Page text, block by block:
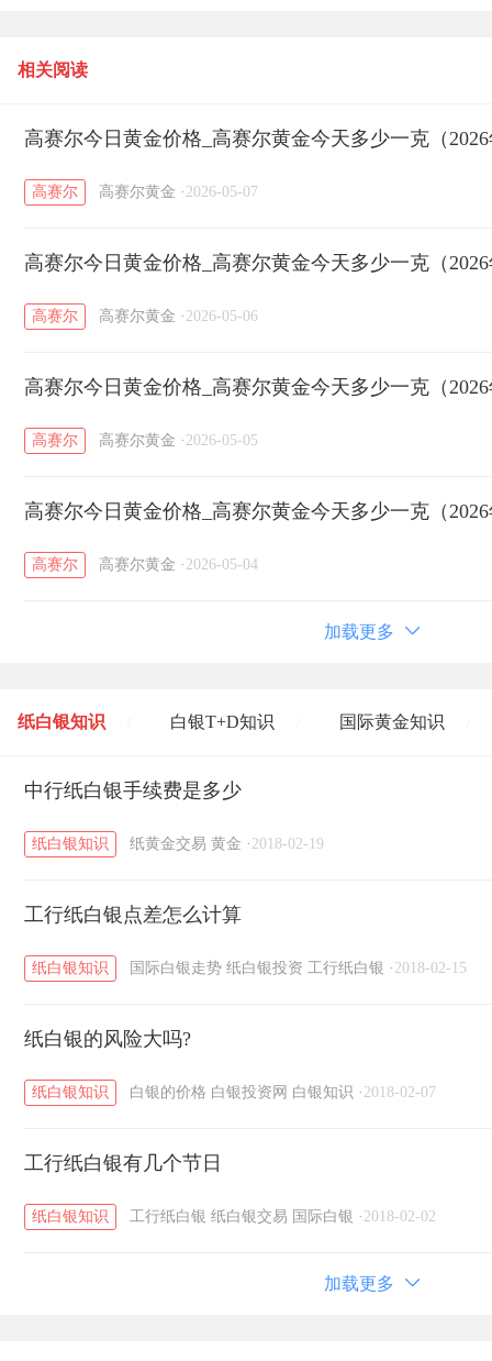
相关阅读
高赛尔今日黄金价格_高赛尔黄金今天多少一克（
高赛尔 高赛尔黄金 · 2026-05-07
高赛尔今日黄金价格_高赛尔黄金今天多少一克（
高赛尔 高赛尔黄金 · 2026-05-06
高赛尔今日黄金价格_高赛尔黄金今天多少一克（
高赛尔 高赛尔黄金 · 2026-05-05
高赛尔今日黄金价格_高赛尔黄金今天多少一克（
高赛尔 高赛尔黄金 · 2026-05-04
加载更多
纸白银知识 白银T+D知识 国际黄金知识
黄金T+D知识 / 粤贵银知识
中行纸白银手续费是多少
纸白银知识 纸黄金交易 黄金 · 2018-02-19
工行纸白银点差怎么计算
纸白银知识 国际白银走势 纸白银投资 工行纸白银 · 2018-02-15
纸白银的风险大吗?
纸白银知识 白银的价格 白银投资网 白银知识 · 2018-02-07
工行纸白银有几个节日
纸白银知识 工行纸白银 纸白银交易 国际白银 · 2018-02-02
加载更多